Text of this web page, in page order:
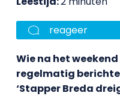
reageer
Wie na het
regelmatig
‘Stapper Breda